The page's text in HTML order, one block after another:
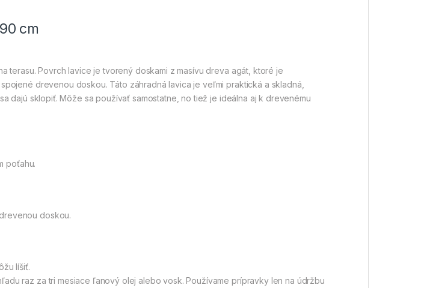
cm
Povrch lavice je tvorený doskami z masívu dreva agát, ktoré je
drevenou doskou. Táto záhradná lavica je veľmi praktická a skladná,
sklopiť. Môže sa používať samostatne, no tiež je ideálna aj k drevenému
poťahu.
doskou.
líšiť.
raz za tri mesiace ľanový olej alebo vosk. Používame prípravky len na údržbu